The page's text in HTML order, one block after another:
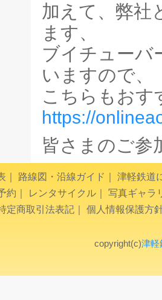
加えて、弊社
ます、
ブイチュー
いますので、
こちらもおす
https://
皆さまのご参
路線図・沿線ガイド
津軽鉄道
約 レンタサイクル
写真ギャラ
定商取引法表記 個人情報保護方
copyright(c)津軽